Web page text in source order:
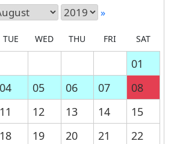
»
TUE WED THU FRI SAT
01
04 05 06 07
08
11 12 13 14
15
18 19 20 21
22